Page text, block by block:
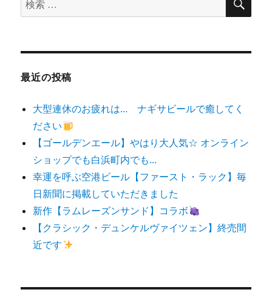
索
象:
最近の投稿
大型連休のお疲れは… ナギサビールで癒してく
ださい
【ゴールデンエール】やはり大人気☆ オンライン
ショップでも白浜町内でも…
幸運を呼ぶ空港ビール【ファースト・ラック】毎
日新聞に掲載していただきました
新作【ラムレーズンサンド】コラボ
【クラシック・デュンケルヴァイツェン】終売間
近です